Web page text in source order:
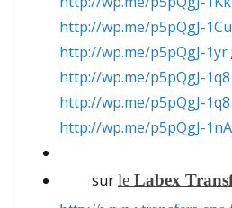
http://wp.me/p5pQgJ-1Cu
http://wp.me/p5pQgJ-1yr;
http://wp.me/p5pQgJ-1q8
http://wp.me/p5pQgJ-1q8
http://wp.me/p5pQgJ-1nA
surle Labex